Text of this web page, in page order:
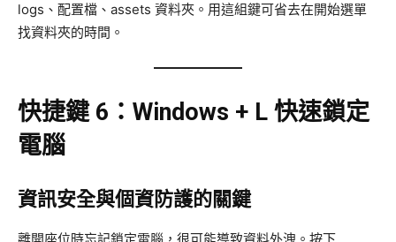
logs、配置檔、assets 資料夾。用這組鍵可省去在開始選單
找資料夾的時間。
快捷鍵 6：Windows + L 快速鎖定
電腦
資訊安全與個資防護的關鍵